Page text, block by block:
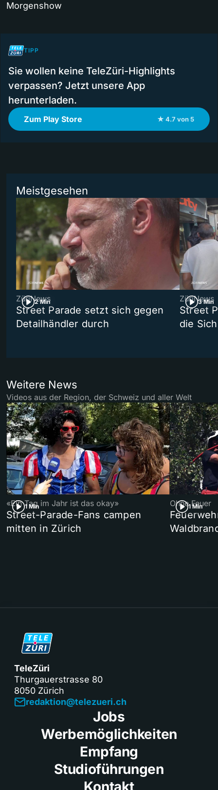
Morgenshow
TIPP
Sie wollen keine TeleZüri-Highlights
verpassen? Jetzt unsere App
herunterladen.
Zum Play Store ★ 4.7 von 5
Meistgesehen
2 Min
ZüriNews
Street Parade setzt sich gegen
Detailhändler durch
3 Min
ZüriNews
Street
die
Weitere News
Videos aus der Region, der Schweiz und aller Welt
1 Min
«Ein Tag im Jahr ist das okay»
Street-Parade-Fans campen
mitten in Zürich
1 Min
Ohne Feuer
TeleZüri
Thurgauerstrasse 80
8050 Zürich
redaktion@telezueri.ch
Jobs
Werbemöglichkeiten
Empfang
Studioführungen
Kontakt